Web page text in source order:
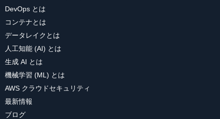
DevOps とは
コンテナとは
データレイクとは
人工知能 (AI) とは
生成 AI とは
機械学習 (ML) とは
AWS クラウドセキュリティ
最新情報
ブログ